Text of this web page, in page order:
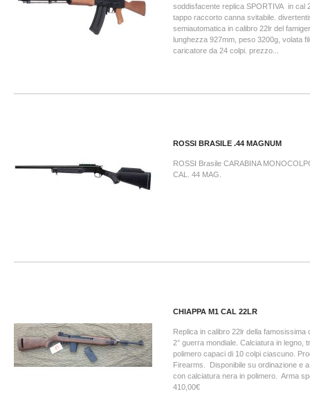
soddisfacente replica SPORTIVA in cal
tappo raccorto canna svitabile.
semiautomatica in calibro 22lr del
lunghezza 927mm, peso 3200g, volata
caricatore da 24 colpi. prezzo...
ROSSI BRASILE .44 MAGNUM
ROSSI Brasile CARABINA
CAL. 44 MAG.
CHIAPPA M1 CAL 22LR
Replica in calibro 22lr della famosissima
2° guerra mondiale. Calciatura in legno,
polimero capaci di 10 colpi ciascuno.
Firearms. Disponibile su ordinazione e
con calciatura nera in polimero. Arma
410,00€